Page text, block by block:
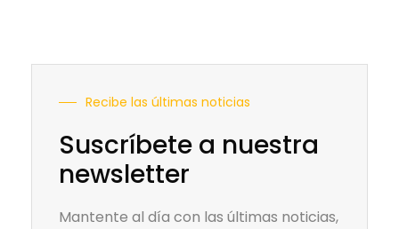
Recibe las últimas noticias
Suscríbete a nuestra
newsletter
Mantente al día con las últimas noticias,